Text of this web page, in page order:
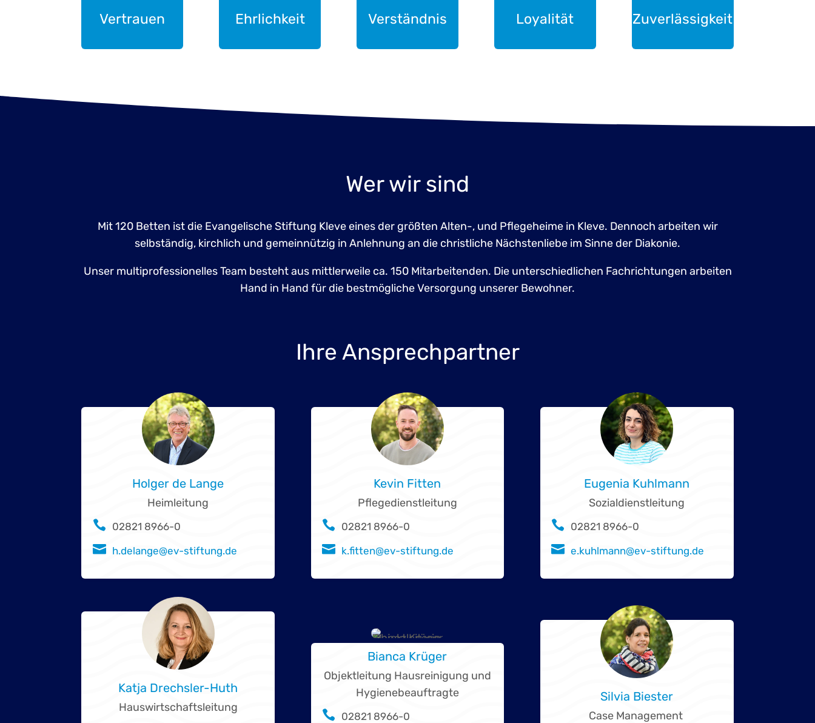
Vertrauen Ehrlichkeit Verständnis Loyalität Zuverlässigkeit
Wer wir sind
Mit 120 Betten ist die Evangelische Stiftung Kleve eines der größten Alten-, und Pflegeheime in Kleve. Dennoch arbeiten wir
selbständig, kirchlich und gemeinnützig in Anlehnung an die christliche Nächstenliebe im Sinne der Diakonie.
Unser multiprofessionelles Team besteht aus mittlerweile ca. 150 Mitarbeitenden. Die unterschiedlichen Fachrichtungen arbeiten
Hand in Hand für die bestmögliche Versorgung unserer Bewohner.
Ihre Ansprechpartner
Holger de Lange
Heimleitung
 02821 8966-0
 h.delange@ev-stiftung.de
Kevin Fitten
Pflegedienstleitung
 02821 8966-0
 k.fitten@ev-stiftung.de
Eugenia Kuhlmann
Sozialdienstleitung
 02821 8966-0
 e.kuhlmann@ev-stiftung.de
Katja Drechsler-Huth
Hauswirtschaftsleitung
Bianca Krüger
Objektleitung Hausreinigung und
Hygienebeauftragte
 02821 8966-0
Silvia Biester
Case Management